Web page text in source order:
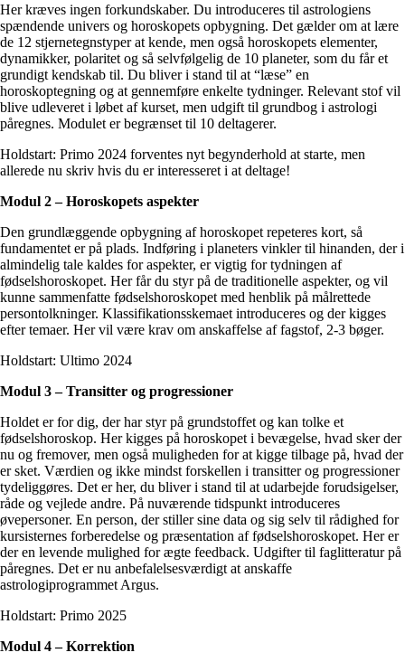
Her kræves ingen forkundskaber. Du introduceres til astrologiens
spændende univers og horoskopets opbygning. Det gælder om at lære
de 12 stjernetegnstyper at kende, men også horoskopets elementer,
dynamikker, polaritet og så selvfølgelig de 10 planeter, som du får et
grundigt kendskab til. Du bliver i stand til at “læse” en
horoskoptegning og at gennemføre enkelte tydninger. Relevant stof vil
blive udleveret i løbet af kurset, men udgift til grundbog i astrologi
påregnes. Modulet er begrænset til 10 deltagerer.
Holdstart: Primo 2024 forventes nyt begynderhold at starte, men
allerede nu skriv hvis du er interesseret i at deltage!
Modul 2 – Horoskopets aspekter
Den grundlæggende opbygning af horoskopet repeteres kort, så
fundamentet er på plads. Indføring i planeters vinkler til hinanden, der i
almindelig tale kaldes for aspekter, er vigtig for tydningen af
fødselshoroskopet. Her får du styr på de traditionelle aspekter, og vil
kunne sammenfatte fødselshoroskopet med henblik på målrettede
persontolkninger. Klassifikationsskemaet introduceres og der kigges
efter temaer. Her vil være krav om anskaffelse af fagstof, 2-3 bøger.
Holdstart: Ultimo 2024
Modul 3 – Transitter og progressioner
Holdet er for dig, der har styr på grundstoffet og kan tolke et
fødselshoroskop. Her kigges på horoskopet i bevægelse, hvad sker der
nu og fremover, men også muligheden for at kigge tilbage på, hvad der
er sket. Værdien og ikke mindst forskellen i transitter og progressioner
tydeliggøres. Det er her, du bliver i stand til at udarbejde forudsigelser,
råde og vejlede andre. På nuværende tidspunkt introduceres
øvepersoner. En person, der stiller sine data og sig selv til rådighed for
kursisternes forberedelse og præsentation af fødselshoroskopet. Her er
der en levende mulighed for ægte feedback. Udgifter til faglitteratur på
påregnes. Det er nu anbefalelsesværdigt at anskaffe
astrologiprogrammet Argus.
Holdstart: Primo 2025
Modul 4 – Korrektion